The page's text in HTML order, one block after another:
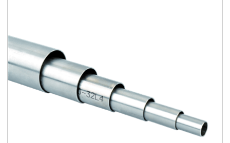
tubi con lunghezze di 6000 mm o su specifica del cliente
sono fornibili in lotti minimi di produzione.